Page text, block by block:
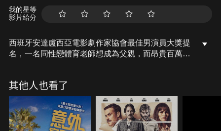
我的星等
影片給分
西班牙安達盧西亞電影劇作家協會最佳男演員大獎提
名，一名同性戀體育老師想成為父親，而昂貴百萬歐
性愛關係，妹妹背後的目的是追查自己八年冤獄，縱
火全家命喪火窟的謎團…
其他人也看了